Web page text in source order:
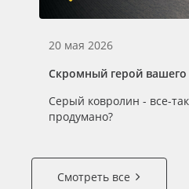
20 мая 2026
Скромный герой вашего
Серый ковролин - все-
продумано?
Смотреть все